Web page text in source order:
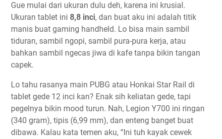
Gue mulai dari ukuran dulu deh, karena ini krusial.
Ukuran tablet ini 8,8 inci, dan buat aku ini adalah titik
manis buat gaming handheld. Lo bisa main sambil
tiduran, sambil ngopi, sambil pura-pura kerja, atau
bahkan sambil ngecas jiwa di kafe tanpa bikin tangan
capek.
Lo tahu rasanya main PUBG atau Honkai Star Rail di
tablet gede 12 inci kan? Enak sih keliatan gede, tapi
pegelnya bikin mood turun. Nah, Legion Y700 ini ringan
(340 gram), tipis (6,99 mm), dan enteng banget buat
dibawa. Kalau kata temen aku, “Ini tuh kayak cewek